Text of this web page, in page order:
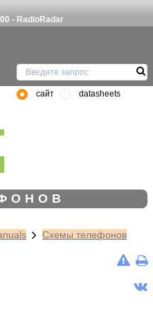
- RadioRadar
сайт datasheets
Схемы телефонов